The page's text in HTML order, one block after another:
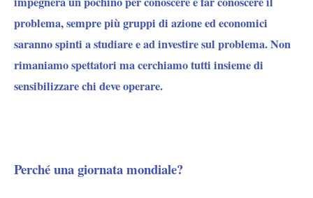
problema, sempre più gruppi di azione ed economici
saranno spinti a studiare e ad investire sul problema. Non
rimaniamo spettatori ma cerchiamo tutti insieme di
sensibilizzare chi deve operare.
Perché una giornata mondiale?